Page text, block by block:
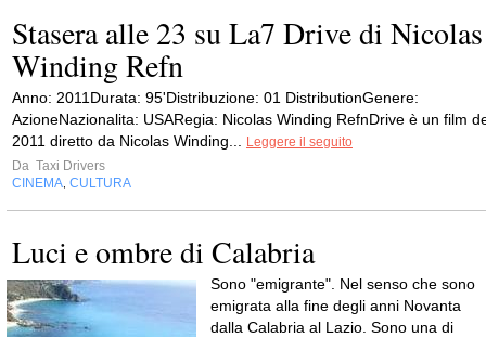
Stasera alle 23 su La7 Drive di Nicolas
Winding Refn
Anno: 2011Durata: 95'Distribuzione: 01 DistributionGenere:
AzioneNazionalita: USARegia: Nicolas Winding RefnDrive è un film
2011 diretto da Nicolas Winding...
Leggere il seguito
Da Taxi Drivers
CINEMA CULTURA
Luci e ombre di Calabria
Sono "emigrante". Nel senso che sono
emigrata alla fine degli anni Novanta
dalla Calabria al Lazio. Sono una di